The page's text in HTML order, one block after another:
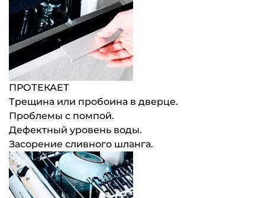
ПРОТЕКАЕТ
Трещина или пробоина в дверце.
Проблемы с помпой.
Дефектный уровень воды.
Засорение сливного шланга.